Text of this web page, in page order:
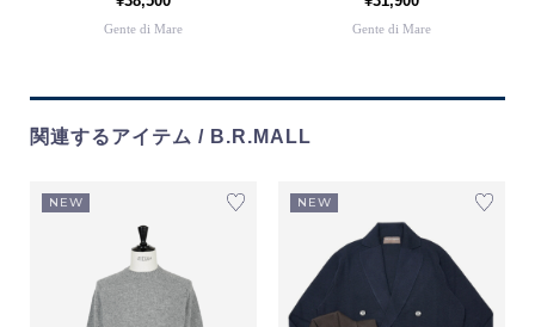
Gente di Mare Gente di Mare
関連するアイテム / B.R.MALL
NEW NEW